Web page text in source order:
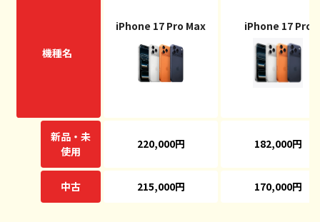
機種名
iPhone 17 Pro Max iPhone 17 Pro
新品・未
使用
220,000円 182,000円
中古 215,000円 170,000円